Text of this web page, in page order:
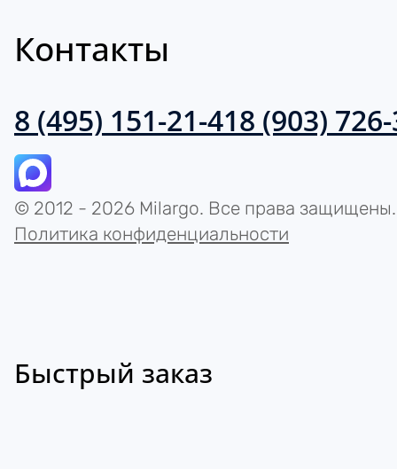
Контакты
8 (495) 151-21-418 (903)
© 2012 - 2026 Milargo. Все права защищены.
Политика конфиденциальности
Быстрый заказ